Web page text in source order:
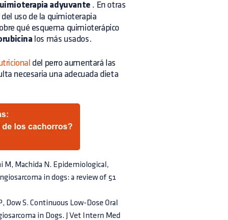
adyuvante. En otras
del uso de la quimioterapia
qué esquema quimioterápico
los más usados.
del perro aumentará las
necesaria una adecuada dieta
M, Machida N. Epidemiological,
in dogs: a review of 51
Dow S. Continuous Low-Dose Oral
in Dogs. J Vet Intern Med